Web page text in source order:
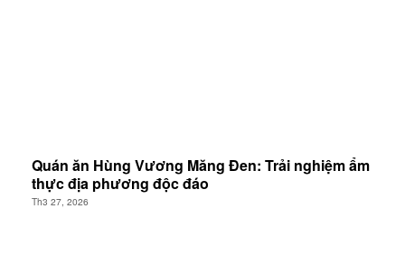
Quán ăn Hùng Vương Măng Đen: Trải nghiệm ẩm
thực địa phương độc đáo
Th3 27, 2026